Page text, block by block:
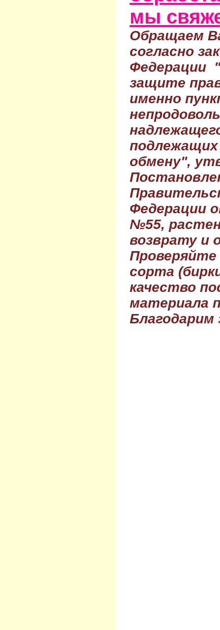
мы
Обращаем
согласно
Федерации
защите
именно
обмену",
Федерации
№55,
возврату и
Проверяйте
сорта
качество
материала
Благодарим